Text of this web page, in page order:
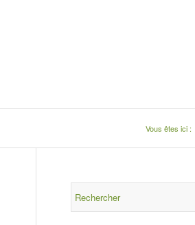
Vous êtes ici :